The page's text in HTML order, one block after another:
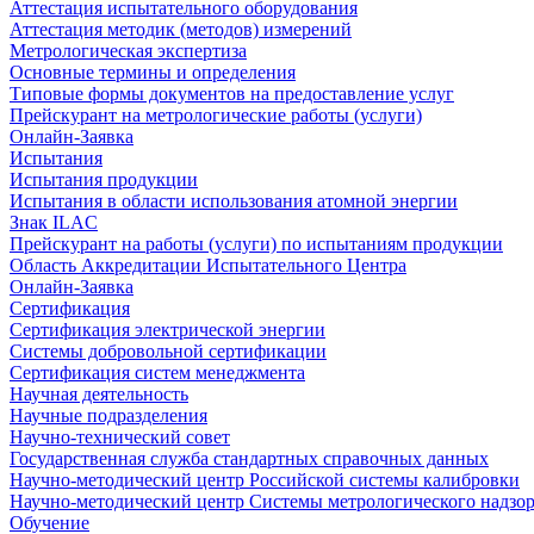
Аттестация испытательного оборудования
Аттестация методик (методов) измерений
Метрологическая экспертиза
Основные термины и определения
Типовые формы документов на предоставление услуг
Прейскурант на метрологические работы (услуги)
Онлайн-Заявка
Испытания
Испытания продукции
Испытания в области использования атомной энергии
Знак ILAC
Прейскурант на работы (услуги) по испытаниям продукции
Область Аккредитации Испытательного Центра
Онлайн-Заявка
Сертификация
Сертификация электрической энергии
Системы добровольной сертификации
Сертификация систем менеджмента
Научная деятельность
Научные подразделения
Научно-технический совет
Государственная служба стандартных справочных данных
Научно-методический центр Российской системы калибровки
Научно-методический центр Системы метрологического
Обучение